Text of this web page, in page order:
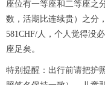
座位有一等座和二等座之
数，活期比连续贵）之分
581CHF/人，个人觉得没
座足矣。
特别提醒：出行前请把护